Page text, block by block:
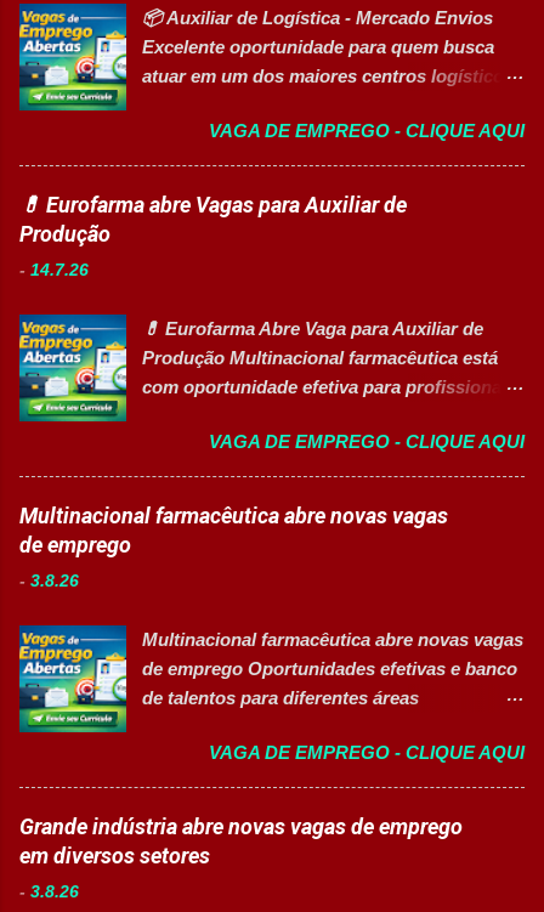
utilizados na fabricação. Realizar paletização
dos produtos acabados. Organizar e manter
o ambiente de trabalho limpo. Auxiliar
Comunicar anormalidades nos
equipamentos à manutenção. Cumprir
normas de segurança do trabalho. Executar
📦 Auxiliar de Logística - Mercado Envios
Excelente oportunidade para quem busca
atuar em um dos maiores centros logísticos
📋 Sobre a oportunidade O Mercado Envios
está com oportunidade para Auxiliar de
Logística . A empresa busca profissionais
comprometidos, organizados e que desejam
Receber produtos no centro de distribuição;
Embalar e etiquetar mercadorias; Conferir
documentos, registros e embalagens;
logísticos; Contribuir com melhorias na
operação; Atuar em equipe para garantir
agilidade nas entregas. ✅ Requisitos Ensino
trabalhar em equipe; Interesse em aprender
e crescer profissionalmente. 💰
Remuneração Salário total podend...
VAGA DE EMPREGO - CLIQUE AQUI
💊 Eurofarma abre Vagas para Auxiliar de
Produção
- 14.7.26
💊 Eurofarma Abre Vaga para Auxiliar de
Produção Multinacional farmacêutica está
com oportunidade efetiva para profissionais
Deficiência (PcD). 🏢 Sobre a Eurofarma
Com mais de 50 anos de história , a
Eurofarma é uma multinacional brasileira
presente em 22 países , reconhecida pela
melhores empresas para trabalhar,
oferecendo oportunidades de crescimento,
desenvolvimento profissional e um ambiente
CANDIDATAR-SE AGORA 📋 Principais
Atividades ✅ Auxiliar nas atividades de
embalagem, envase, manipulação e
preparação de materiais; ✅ Apoiar a limpeza
VAGA DE EMPREGO - CLIQUE AQUI
Multinacional farmacêutica abre novas vagas
de emprego
- 3.8.26
Multinacional farmacêutica abre novas vagas
de emprego Oportunidades efetivas e banco
de talentos para diferentes áreas
Sobre as oportunidades Uma das maiores
multinacionais farmacêuticas do Brasil está
com novas oportunidades abertas para
profissionais que desejam atuar em um
VAGA DE EMPREGO - CLIQUE AQUI
Grande indústria abre novas vagas de emprego
em diversos setores
- 3.8.26